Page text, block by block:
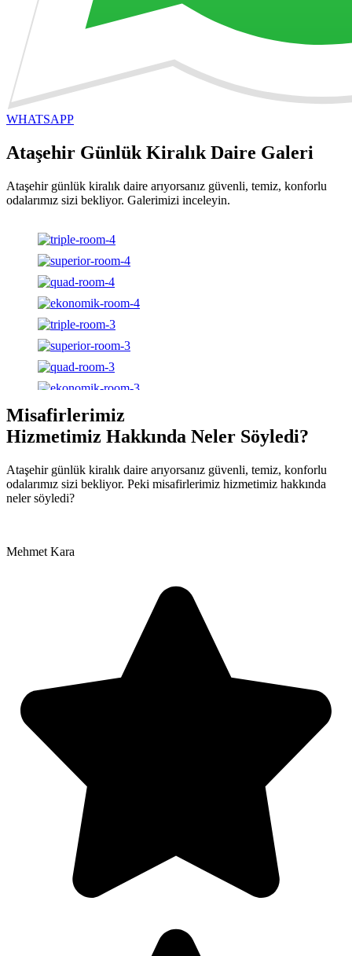
WHATSAPP
Ataşehir Günlük Kiralık Daire Galeri
Ataşehir günlük kiralık daire arıyorsanız güvenli, temiz, konforlu
odalarımız sizi bekliyor. Galerimizi inceleyin.
Misafirlerimiz
Hizmetimiz Hakkında Neler Söyledi?
Ataşehir günlük kiralık daire arıyorsanız güvenli, temiz, konforlu
odalarımız sizi bekliyor. Peki misafirlerimiz hizmetimiz hakkında
neler söyledi?
Mehmet Kara